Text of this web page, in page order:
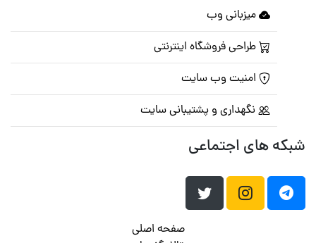
میزبانی وب
طراحی فروشگاه اینترنتی
امنیت وب سایت
نگهداری و پشتیبانی سایت
شبکه های اجتماعی
صفحه اصلی